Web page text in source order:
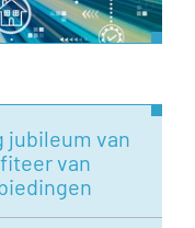
jubileum van
van